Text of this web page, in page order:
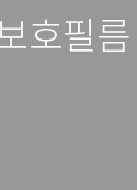
호필